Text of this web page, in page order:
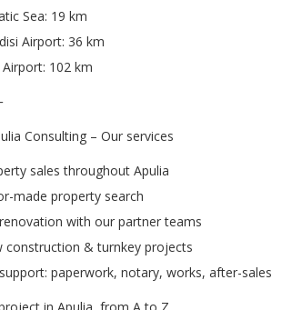
Sea: 19 km
Airport: 36 km
Airport: 102 km
Consulting – Our services
sales throughout Apulia
made property search
renovation with our partner teams
construction & turnkey projects
support: paperwork, notary, works, after-sales